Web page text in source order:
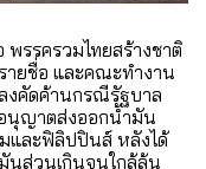
รรครวมไทยสร้างชาติ
ยชื่อ และคณะทำงาน
งคัดค้านกรณีรัฐบาล
นุญาตส่งออกน้ำมัน
มและฟิลิปปินส์ หลังได้
นส่วนเกินจนใกล้ล้น